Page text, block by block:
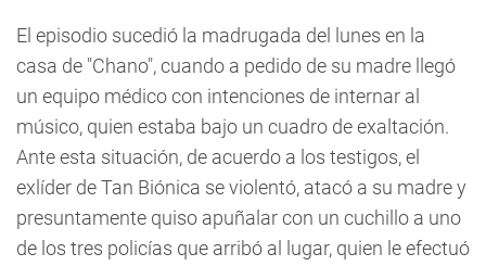
El episodio sucedió la madrugada del lunes en la
casa de "Chano", cuando a pedido de su madre llegó
un equipo médico con intenciones de internar al
músico, quien estaba bajo un cuadro de exaltación.
Ante esta situación, de acuerdo a los testigos, el
exlíder de Tan Biónica se violentó, atacó a su madre y
presuntamente quiso apuñalar con un cuchillo a uno
de los tres policías que arribó al lugar, quien le efectuó